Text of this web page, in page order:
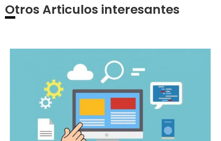
Otros Articulos interesantes